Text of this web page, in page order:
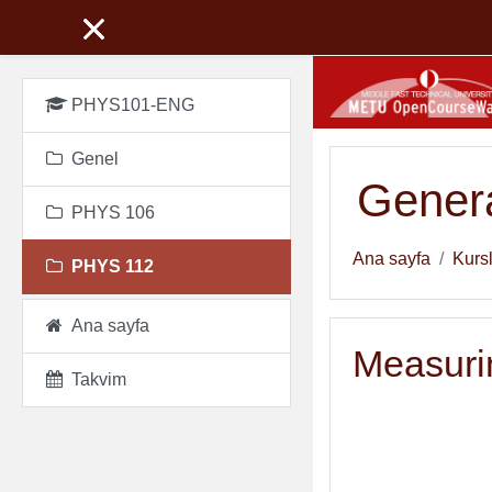
Ana sayfa
PHYS101-ENG
Genel
PHYS 106
PHYS 112
Ana sayfa
Takvim